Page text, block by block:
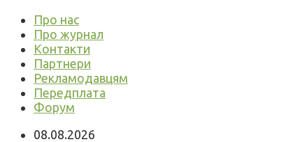
Про нас
Про журнал
Контакти
Партнери
Рекламодавцям
Передплата
Форум
08.08.2026